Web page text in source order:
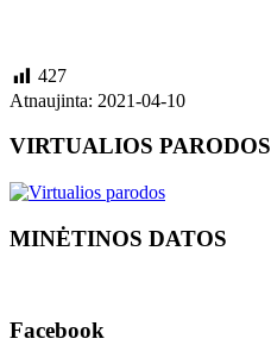
427
Atnaujinta: 2021-04-10
VIRTUALIOS PARODOS
MINĖTINOS DATOS
Facebook